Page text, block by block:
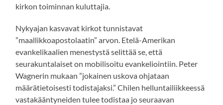
kirkon toiminnan kuluttajia.
Nykyajan kasvavat kirkot tunnistavat
”maallikkoapostolaatin” arvon. Etelä-Amerikan
evankelikaalien menestystä selittää se, että
seurakuntalaiset on mobilisoitu evankeliointiin. Peter
Wagnerin mukaan ”jokainen uskova ohjataan
määrätietoisesti todistajaksi.” Chilen helluntailiikkeessä
vastakääntyneiden tulee todistaa jo seuraavan